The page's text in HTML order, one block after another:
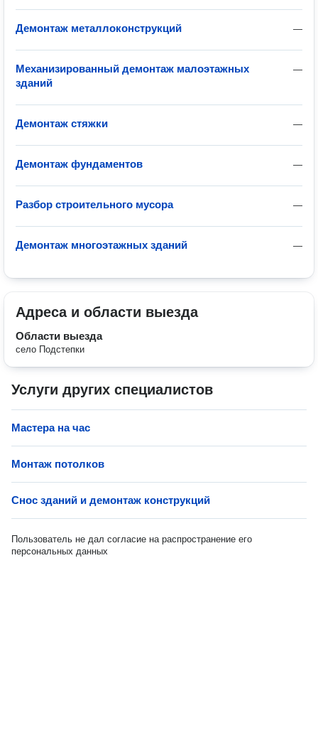
—
Демонтаж металлоконструкций
—
Механизированный демонтаж малоэтажных
зданий
—
Демонтаж стяжки
—
Демонтаж фундаментов
—
Разбор строительного мусора
—
Демонтаж многоэтажных зданий
Адреса и области выезда
Области выезда
село Подстепки
Услуги других специалистов
Мастера на час
Монтаж потолков
Снос зданий и демонтаж конструкций
Пользователь не дал согласие на распространение его
персональных данных